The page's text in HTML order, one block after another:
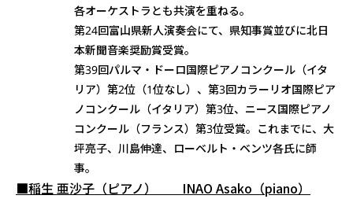
各オーケストラとも共演を重ねる。
第24回富山県新人演奏会にて、県知事賞並びに北日
本新聞音楽奨励賞受賞。
第39回パルマ・ドーロ国際ピアノコンクール（イタ
リア）第2位（1位なし）、第3回カラーリオ国際ピア
ノコンクール（イタリア）第3位、ニース国際ピアノ
コンクール（フランス）第3位受賞。これまでに、大
坪亮子、川島伸達、ローベルト・ベンツ各氏に師
事。
■稲生 亜沙子（ピアノ） INAO Asako（piano）